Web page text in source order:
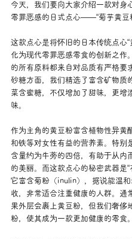
今天，我们要向大家介绍一款对身
零罪恶感的日式点心——“菊芋黄豆
这款点心是将怀旧的日本传统点心“
化为现代零罪恶感零食的创新之作
的所有原料都来自对品质有严格要
砂糖方面，我们精选了富含矿物质
菜含蜜糖，不仅增加了甜味，更增
味。
作为主角的黄豆粉富含植物性异黄
和铁等对女性有益的营养素。特别
含量约为牛蒡的四倍，有助于从内
的美丽。而这款点心的秘密武器是“
它富含菊粉（inulin），据说能温
收，非常适合注重健康的人群。通
果外层会裹上黄豆粉，但我们奢侈
粉，使其成为一款更加健康的零食。